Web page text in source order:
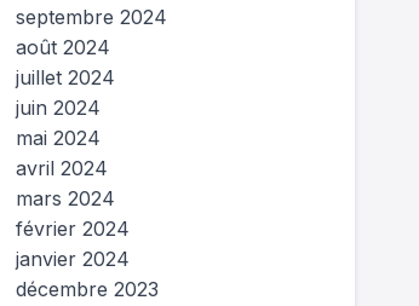
septembre 2024
août 2024
juillet 2024
juin 2024
mai 2024
avril 2024
mars 2024
février 2024
janvier 2024
décembre 2023